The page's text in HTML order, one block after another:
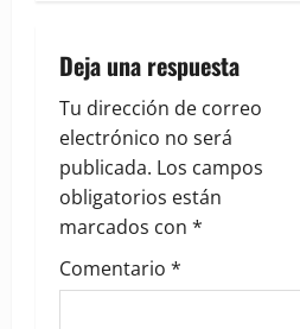
i
g
a
t
i
Deja una respuesta
Tu dirección de correo
electrónico no será
publicada. Los campos
obligatorios están
marcados con *
Comentario *